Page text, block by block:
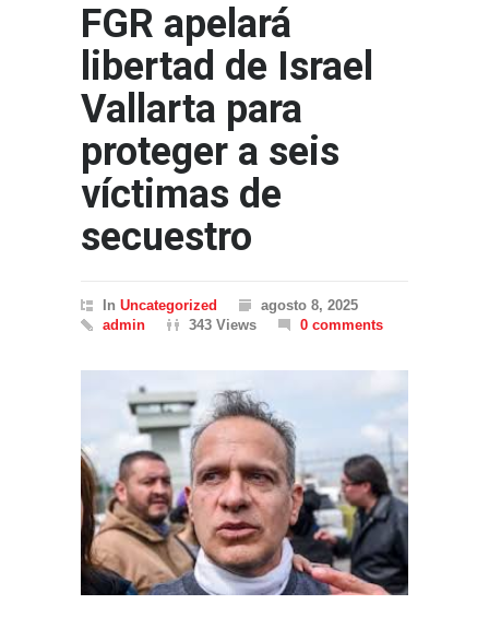
FGR apelará
libertad de Israel
Vallarta para
proteger a seis
víctimas de
secuestro
In Uncategorized
agosto 8, 2025
admin
343 Views 0 comments